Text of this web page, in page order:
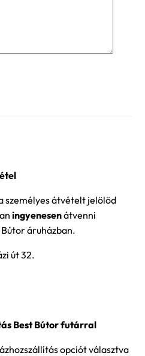
személyes átvételt jelölöd
ingyenesenátvenni
áruházban.
út 32.
Best Bútor futárral
opciót választva